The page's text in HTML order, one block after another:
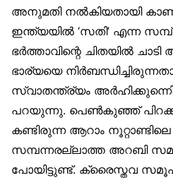
അനുമതി നൽകിയതായി
ഇന്ത്യയിൽ ‘സതി’ എന്ന
ഭർത്താവിന്റെ ചിതയിൽ
ഭാര്യയെ
സ്വാതന്ത്ര്യം
പറയുന്നു. പെൺകുഞ്ഞ്
കണ്ടിരുന്ന ആറാം
സമ്പന്നരല്ലാത്ത അറബി
പോയിട്ടുണ്ട്. ക്രൈസ്തവ